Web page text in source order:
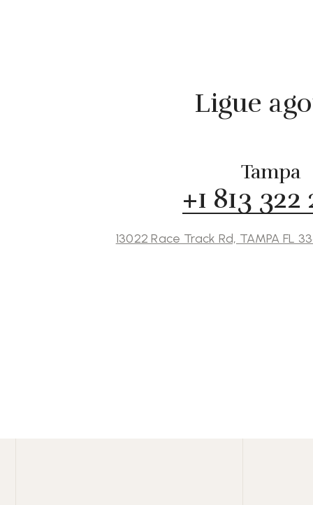
Ligue
Tampa
+1 813
13022 Race Track Rd, TAMPA FL